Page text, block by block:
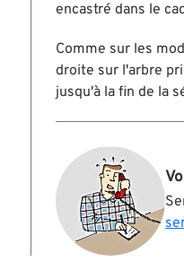
encastré dans le
Comme sur les
droite sur l'arbre
jusqu'à la fin de la